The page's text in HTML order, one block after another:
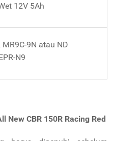
12V 5Ah
MR9C-9N atau ND
N9
New CBR 150R Racing Red